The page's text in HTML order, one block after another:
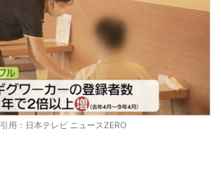
引用：日本テレビ ニュースZERO